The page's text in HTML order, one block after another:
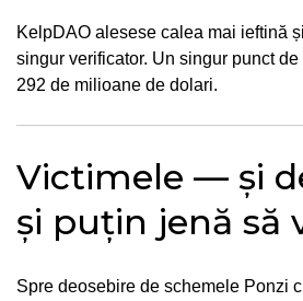
KelpDAO alesese calea mai ieftină
singur verificator. Un singur punct
292 de milioane de dolari.
Victimele — și
și puțin jenă să
Spre deosebire de schemele Ponzi